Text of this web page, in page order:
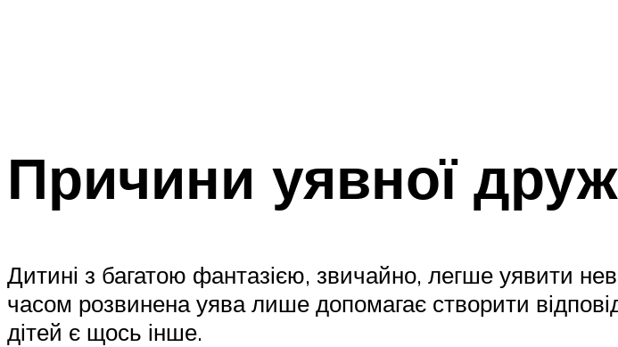
Причини уявної
Дитині з багатою фантазією, звичайно, легше уявити
часом розвинена уява лише допомагає створити
дітей є щось інше.